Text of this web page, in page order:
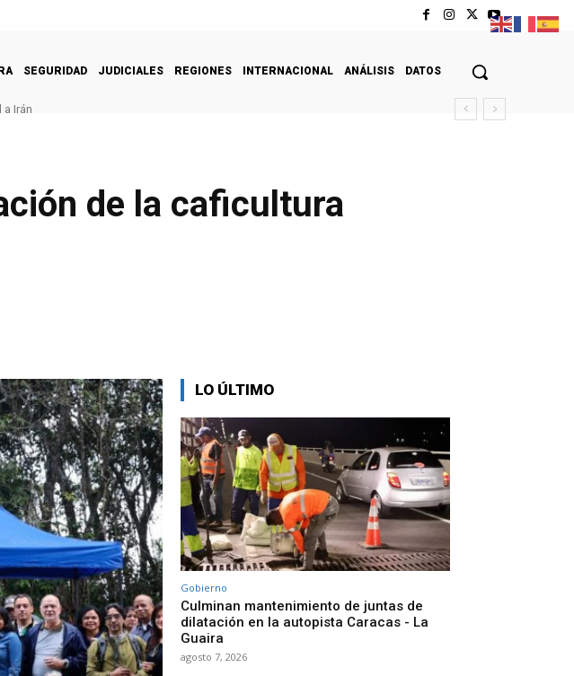
SEGURIDAD JUDICIALES REGIONES INTERNACIONAL ANÁLISIS DATOS
Irán
de la caficultura
LO ÚLTIMO
Gobierno
Culminan mantenimiento de juntas de
dilatación en la autopista Caracas - La
Guaira
agosto 7, 2026